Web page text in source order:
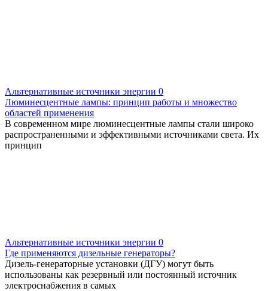
Альтернативные источники энергии 0
Люминесцентные лампы: принцип работы и множество
областей применения
В современном мире люминесцентные лампы стали широко
распространенными и эффективными источниками света. Их
принцип
Альтернативные источники энергии 0
Где применяются дизельные генераторы?
Дизель-генераторные установки (ДГУ) могут быть
использованы как резервный или постоянный источник
электроснабжения в самых